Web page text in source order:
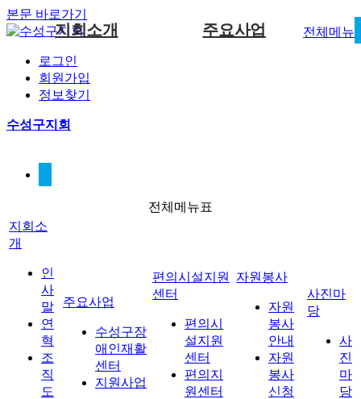
본문 바로가기
로그인
회원가입
정보찾기
수성구지회
지회소개
인사말
연혁
조직도
주요사업 전체메뉴
전체메뉴표
지회소
개
인
사
말
연
혁
조
직
도
주요사업
수성구장
애인재활
센터
지원사업
편의시설지원
센터
편의시
설지원
센터
편의지
원센터
자원봉사
자원
봉사
안내
자원
봉사
신청
사진마
당
사
진
마
당